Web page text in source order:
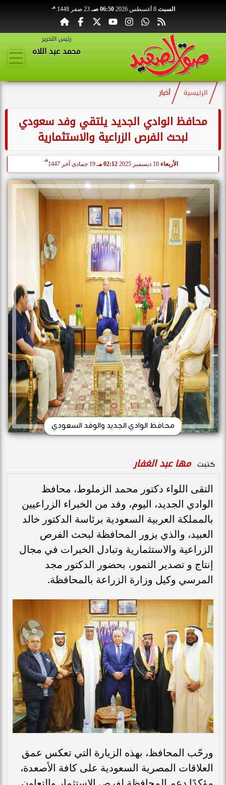
السبت 8 أغسطس 2026 06:50 صـ 23 صفر 1448 هـ
رئيس التحرير
محمد عبد اللاه
الرئيسية أخبار
محافظ الوادي الجديد يلتقي وفد سعودي
لبحث الفرص الزراعية والاستثمارية
الأربعاء 02:12 مـ 19 جمادى آخر 1447
هـ
محافظ الوادي الجديد والوفد السعودي
كتبت مها عبد الغفار
التقى اللواء دكتور محمد الزملوط، محافظ
الوادي الجديد، اليوم، وفد من الخبراء الزراعيين
بالمملكة العربية السعودية برئاسة الدكتور خالد
العبيد، والذي يزور المحافظة لبحث الفرص
الزراعية والاستثمارية وتبادل الخبرات في مجال
إنتاج و تصدير التمور، بحضور الدكتور مجد
المرسي وكيل وزارة الزراعة بالمحافظة.
ورحّب المحافظ، بهذه الزيارة التي تعكس عمق
العلاقات المصرية السعودية على كافة الأصعدة،